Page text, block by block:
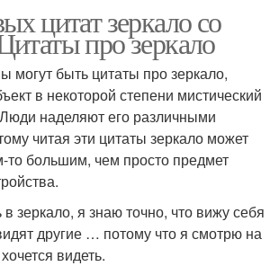
цитат зеркало со
про зеркало
могут быть цитаты про зеркало,
в некоторой степени мистический
наделяют его различными
читая эти цитаты зеркало может
то большим, чем просто предмет
зеркало, я знаю точно, что вижу себя
другие … потому что я смотрю на
видеть.